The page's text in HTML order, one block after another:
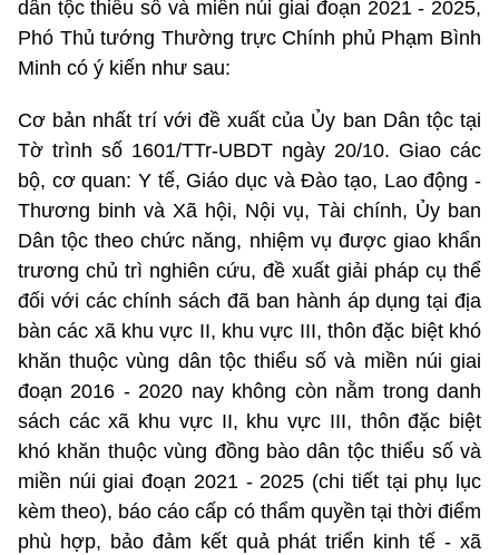
dân tộc thiểu số và miền núi giai đoạn 2021 - 2025,
Phó Thủ tướng Thường trực Chính phủ Phạm Bình
Minh có ý kiến như sau:
Cơ bản nhất trí với đề xuất của Ủy ban Dân tộc tại
Tờ trình số 1601/TTr-UBDT ngày 20/10. Giao các
bộ, cơ quan: Y tế, Giáo dục và Đào tạo, Lao động -
Thương binh và Xã hội, Nội vụ, Tài chính, Ủy ban
Dân tộc theo chức năng, nhiệm vụ được giao khẩn
trương chủ trì nghiên cứu, đề xuất giải pháp cụ thể
đối với các chính sách đã ban hành áp dụng tại địa
bàn các xã khu vực II, khu vực III, thôn đặc biệt khó
khăn thuộc vùng dân tộc thiểu số và miền núi giai
đoạn 2016 - 2020 nay không còn nằm trong danh
sách các xã khu vực II, khu vực III, thôn đặc biệt
khó khăn thuộc vùng đồng bào dân tộc thiểu số và
miền núi giai đoạn 2021 - 2025 (chi tiết tại phụ lục
kèm theo), báo cáo cấp có thẩm quyền tại thời điểm
phù hợp, bảo đảm kết quả phát triển kinh tế - xã